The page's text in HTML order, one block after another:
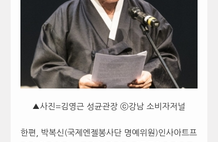
▲사진=김영근 성균관장 ⓒ강남 소비자저널
한편, 박복신(국제엔젤봉사단 명예위원)인사아트프